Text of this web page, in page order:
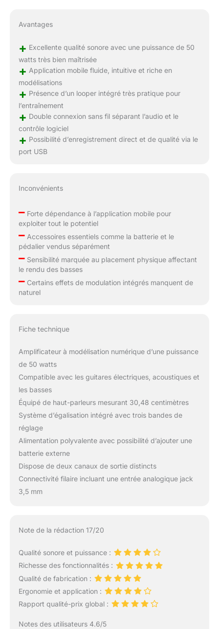
Avantages
+ Excellente qualité sonore avec une puissance de 50
watts très bien maîtrisée
+ Application mobile fluide, intuitive et riche en
modélisations
+ Présence d’un looper intégré très pratique pour
l’entraînement
+ Double connexion sans fil séparant l’audio et le
contrôle logiciel
+ Possibilité d’enregistrement direct et de qualité via le
port USB
Inconvénients
–Forte dépendance à l’application mobile pour
exploiter tout le potentiel
–Accessoires essentiels comme la batterie et le
pédalier vendus séparément
–Sensibilité marquée au placement physique affectant
le rendu des basses
–Certains effets de modulation intégrés manquent de
naturel
Fiche technique
Amplificateur à modélisation numérique d’une puissance
de 50 watts
Compatible avec les guitares électriques, acoustiques et
les basses
Équipé de haut-parleurs mesurant 30,48 centimètres
Système d’égalisation intégré avec trois bandes de
réglage
Alimentation polyvalente avec possibilité d’ajouter une
batterie externe
Dispose de deux canaux de sortie distincts
Connectivité filaire incluant une entrée analogique jack
3,5 mm
Note de la rédaction 17/20
Qualité sonore et puissance :
Richesse des fonctionnalités :
Qualité de fabrication :
Ergonomie et application :
Rapport qualité-prix global :
Notes des utilisateurs 4.6/5